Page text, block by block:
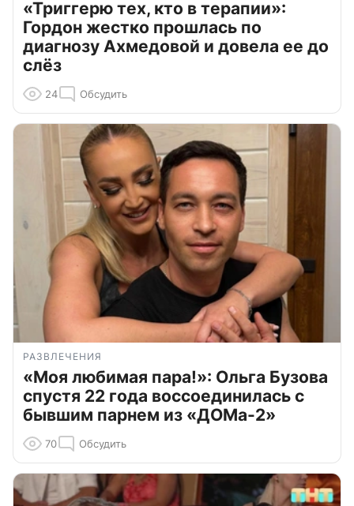
«Триггерю тех, кто в терапии»:
Гордон жестко прошлась по
диагнозу Ахмедовой и довела ее до
слёз
24 Обсудить
РАЗВЛЕЧЕНИЯ
«Моя любимая пара!»: Ольга Бузова
спустя 22 года воссоединилась с
бывшим парнем из «ДОМа-2»
70 Обсудить